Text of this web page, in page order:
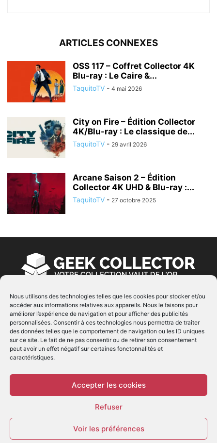
Nous utilisons des technologies telles que les cookies pour stocker et/ou
accéder aux informations relatives aux appareils. Nous le faisons pour
améliorer l’expérience de navigation et pour afficher des publicités
personnalisées. Consentir à ces technologies nous permettra de traiter
des données telles que le comportement de navigation ou les ID uniques
sur ce site. Le fait de ne pas consentir ou de retirer son consentement
peut avoir un effet négatif sur certaines fonctonnalités et
caractéristiques.
Accepter les cookies
Refuser
Voir les préférences
ARTICLES CONNEXES
OSS 117 – Coffret Collector 4K
Blu-ray : Le Caire &...
TaquitoTV - 4 mai 2026
City on Fire – Édition Collector
4K/Blu-ray : Le classique de...
TaquitoTV - 29 avril 2026
Arcane Saison 2 – Édition
Collector 4K UHD & Blu-ray :...
TaquitoTV - 27 octobre 2025
À PROPOS
© Copyright 2022 | Produit parEIMAI| Tous Droits
Réservés
© - Création :EIMAI